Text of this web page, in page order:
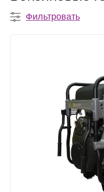
Фильтровать